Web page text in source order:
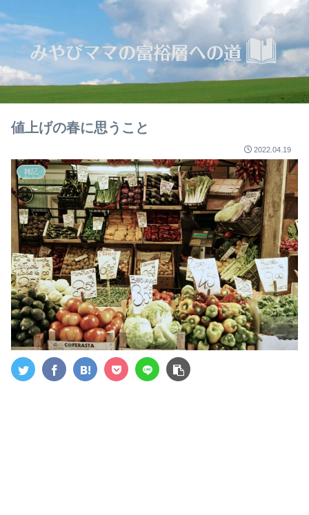
値上げの春に思うこと
2022.04.19
雑記